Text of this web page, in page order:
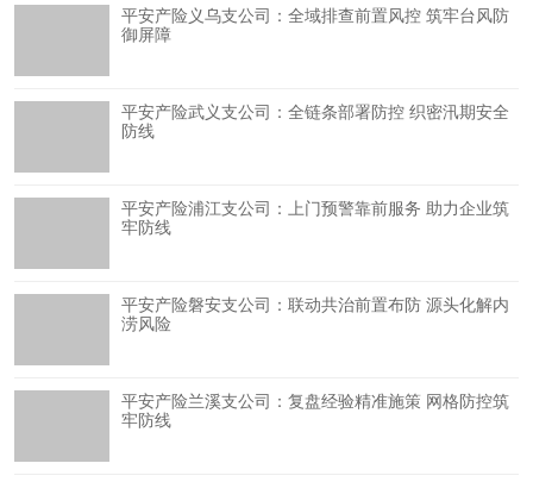
平安产险义乌支公司：全域排查前置风控 筑牢台风防
御屏障
平安产险武义支公司：全链条部署防控 织密汛期安全
防线
平安产险浦江支公司：上门预警靠前服务 助力企业筑
牢防线
平安产险磐安支公司：联动共治前置布防 源头化解内
涝风险
平安产险兰溪支公司：复盘经验精准施策 网格防控筑
牢防线